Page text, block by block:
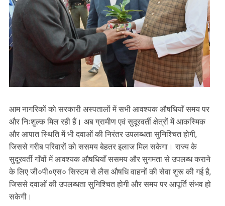
आम नागरिकों को सरकारी अस्पतालों में सभी आवश्यक औषधियाँ समय पर
और निःशुल्क मिल रही हैं। अब ग्रामीण एवं सुदूरवर्ती क्षेत्रों में आकस्मिक
और आपात स्थिति में भी दवाओं की निरंतर उपलब्धता सुनिश्चित होगी,
जिससे गरीब परिवारों को ससमय बेहतर इलाज मिल सकेगा। राज्य के
सुदूरवर्ती गाँवों में आवश्यक औषधियाँ ससमय और सुगमता से उपलब्ध कराने
के लिए जी०पी०एस० सिस्टम से लैस औषधि वाहनों की सेवा शुरू की गई है,
जिससे दवाओं की उपलब्धता सुनिश्चित होगी और समय पर आपूर्ति संभव हो
सकेगी।